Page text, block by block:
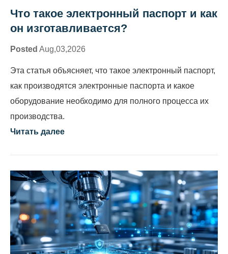
Что такое электронный паспорт и как
он изготавливается?
Posted Aug,03,2026
Эта статья объясняет, что такое электронный паспорт,
как производятся электронные паспорта и какое
оборудование необходимо для полного процесса их
производства.
Читать далее